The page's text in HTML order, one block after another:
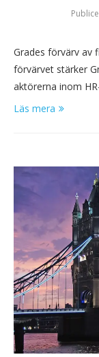
Grades förvärv av
förvärvet stärker
aktörerna inom
Läs mera